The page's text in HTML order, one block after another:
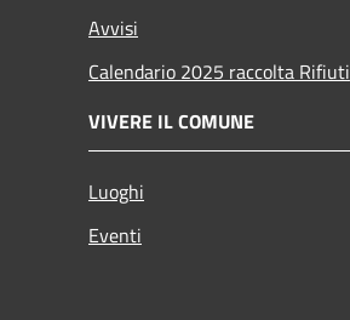
Avvisi
Calendario 2025 raccolta Rifiuti
VIVERE IL COMUNE
Luoghi
Eventi